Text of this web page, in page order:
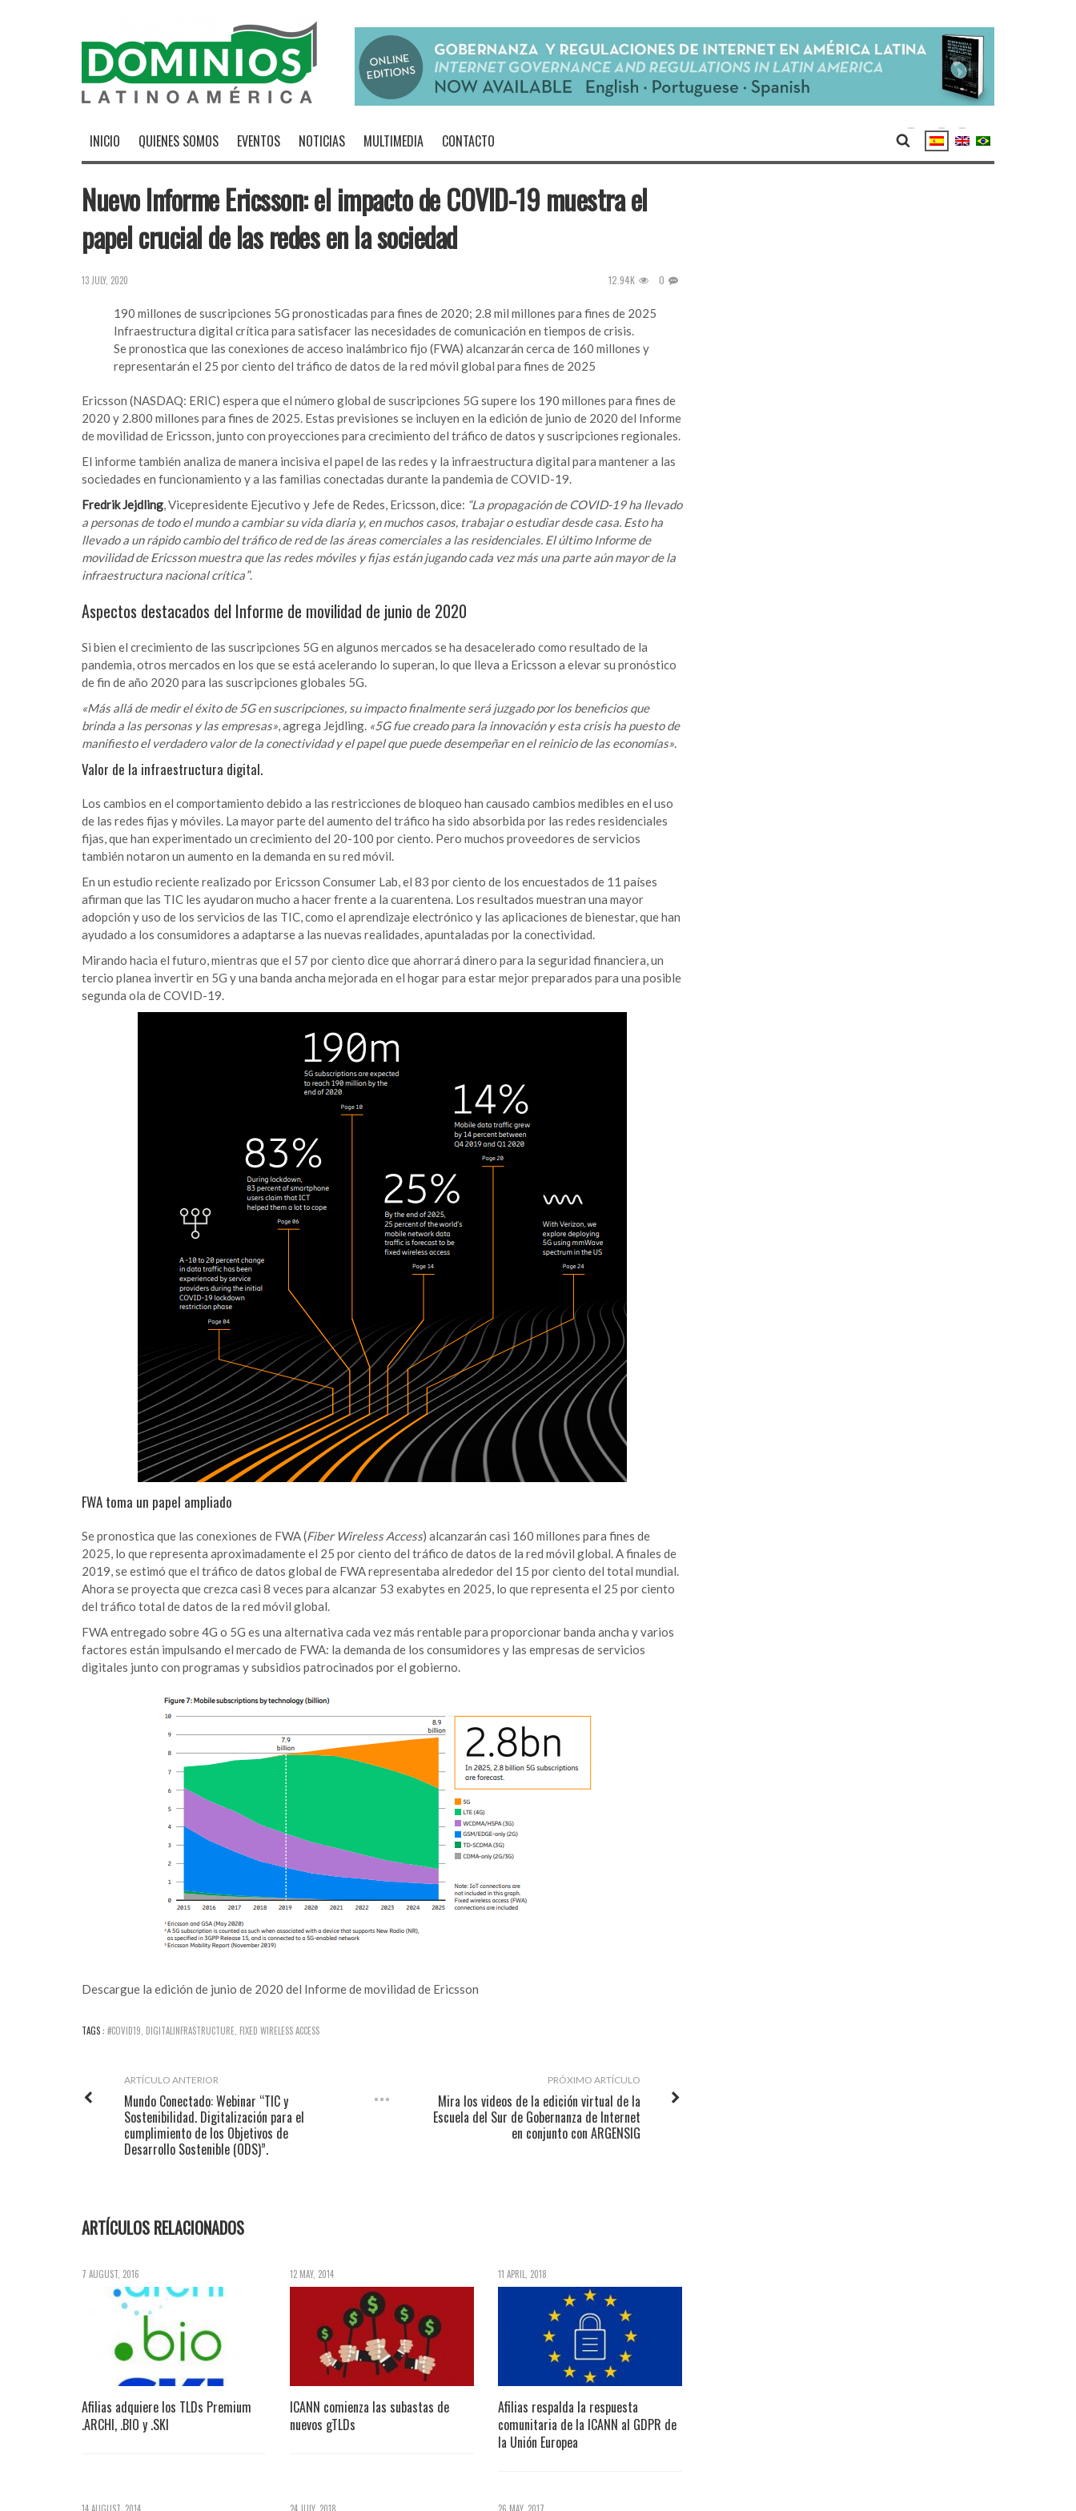
INICIO QUIENES SOMOS EVENTOS NOTICIAS MULTIMEDIA CONTACTO
Nuevo Informe Ericsson: el impacto de COVID-19 muestra el
papel crucial de las redes en la sociedad
13 JULY, 2020 12.94K 0
190 millones de suscripciones 5G pronosticadas para fines de 2020; 2.8 mil millones para fines de 2025
Infraestructura digital crítica para satisfacer las necesidades de comunicación en tiempos de crisis.
Se pronostica que las conexiones de acceso inalámbrico fijo (FWA) alcanzarán cerca de 160 millones y
representarán el 25 por ciento del tráfico de datos de la red móvil global para fines de 2025
Ericsson (NASDAQ: ERIC) espera que el número global de suscripciones 5G supere los 190 millones para fines de
2020 y 2.800 millones para fines de 2025. Estas previsiones se incluyen en la edición de junio de 2020 del Informe
de movilidad de Ericsson, junto con proyecciones para crecimiento del tráfico de datos y suscripciones regionales.
El informe también analiza de manera incisiva el papel de las redes y la infraestructura digital para mantener a las
sociedades en funcionamiento y a las familias conectadas durante la pandemia de COVID-19.
Fredrik Jejdling, Vicepresidente Ejecutivo y Jefe de Redes, Ericsson, dice: “La propagación de COVID-19 ha llevado
a personas de todo el mundo a cambiar su vida diaria y, en muchos casos, trabajar o estudiar desde casa. Esto ha
llevado a un rápido cambio del tráfico de red de las áreas comerciales a las residenciales. El último Informe de
movilidad de Ericsson muestra que las redes móviles y fijas están jugando cada vez más una parte aún mayor de la
infraestructura nacional crítica”.
Aspectos destacados del Informe de movilidad de junio de 2020
Si bien el crecimiento de las suscripciones 5G en algunos mercados se ha desacelerado como resultado de la
pandemia, otros mercados en los que se está acelerando lo superan, lo que lleva a Ericsson a elevar su pronóstico
de fin de año 2020 para las suscripciones globales 5G.
«Más allá de medir el éxito de 5G en suscripciones, su impacto finalmente será juzgado por los beneficios que
brinda a las personas y las empresas», agrega Jejdling. «5G fue creado para la innovación y esta crisis ha puesto de
manifiesto el verdadero valor de la conectividad y el papel que puede desempeñar en el reinicio de las economías».
Valor de la infraestructura digital.
Los cambios en el comportamiento debido a las restricciones de bloqueo han causado cambios medibles en el uso
de las redes fijas y móviles. La mayor parte del aumento del tráfico ha sido absorbida por las redes residenciales
fijas, que han experimentado un crecimiento del 20-100 por ciento. Pero muchos proveedores de servicios
también notaron un aumento en la demanda en su red móvil.
En un estudio reciente realizado por Ericsson Consumer Lab, el 83 por ciento de los encuestados de 11 países
afirman que las TIC les ayudaron mucho a hacer frente a la cuarentena. Los resultados muestran una mayor
adopción y uso de los servicios de las TIC, como el aprendizaje electrónico y las aplicaciones de bienestar, que han
ayudado a los consumidores a adaptarse a las nuevas realidades, apuntaladas por la conectividad.
Mirando hacia el futuro, mientras que el 57 por ciento dice que ahorrará dinero para la seguridad financiera, un
tercio planea invertir en 5G y una banda ancha mejorada en el hogar para estar mejor preparados para una posible
segunda ola de COVID-19.
FWA toma un papel ampliado
Se pronostica que las conexiones de FWA (Fiber Wireless Access) alcanzarán casi 160 millones para fines de
2025, lo que representa aproximadamente el 25 por ciento del tráfico de datos de la red móvil global. A finales de
2019, se estimó que el tráfico de datos global de FWA representaba alrededor del 15 por ciento del total mundial.
Ahora se proyecta que crezca casi 8 veces para alcanzar 53 exabytes en 2025, lo que representa el 25 por ciento
del tráfico total de datos de la red móvil global.
FWA entregado sobre 4G o 5G es una alternativa cada vez más rentable para proporcionar banda ancha y varios
factores están impulsando el mercado de FWA: la demanda de los consumidores y las empresas de servicios
digitales junto con programas y subsidios patrocinados por el gobierno.
Descargue la edición de junio de 2020 del Informe de movilidad de Ericsson
TAGS : #COVID19 DIGITALINFRASTRUCTURE FIXED WIRELESS ACCESS
PRÓXIMO ARTÍCULO
Mira los videos de la edición virtual de la
Escuela del Sur de Gobernanza de Internet
en conjunto con ARGENSIG
ARTÍCULO ANTERIOR
Mundo Conectado: Webinar “TIC y
Sostenibilidad. Digitalización para el
cumplimiento de los Objetivos de
Desarrollo Sostenible (ODS)”.
ARTÍCULOS RELACIONADOS
7 AUGUST, 2016
Afilias adquiere los TLDs Premium
.ARCHI, .BIO y .SKI
12 MAY, 2014
ICANN comienza las subastas de
nuevos gTLDs
11 APRIL, 2018
Afilias respalda la respuesta
comunitaria de la ICANN al GDPR de
la Unión Europea
14 AUGUST, 2014 24 JULY, 2018 26 MAY, 2017